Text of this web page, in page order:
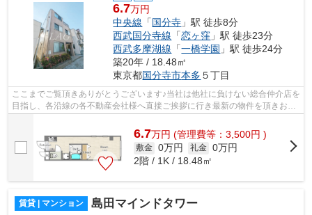
6.7万円
中央線 「国分寺 」駅 徒歩8分
西武国分寺線 「恋ヶ窪 」駅 徒歩23分
西武多摩湖線 「一橋学園 」駅 徒歩24分
築20年 / 18.48㎡
東京都国分寺市本多 ５丁目
ここまでご覧頂きありがとうございます♪当社は他社に負けない総合仲介店を
目指し、各沿線の各不動産会社様へ直接ご挨拶に行き最新の物件を頂きお客
様へ提供しております！最新の情報は...
6.7万円 (管理費等：3,500円 )
敷金 0万円 礼金 0万円
2階 / 1K / 18.48㎡
賃貸 | マンション 島田マインドタワー